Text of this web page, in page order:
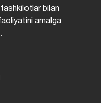
bilan
amalga